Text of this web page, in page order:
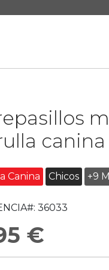
canina
Canina Chicos +9
36033
€